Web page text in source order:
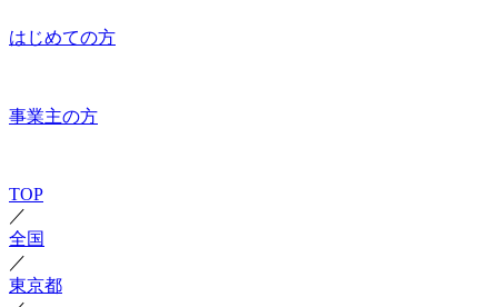
はじめての方
事業主の方
TOP
／
全国
／
東京都